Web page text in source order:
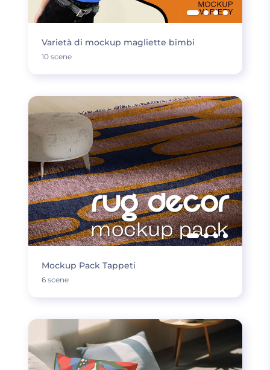
Varietà di mockup magliette bimbi
10 scene
Mockup Pack Tappeti
6 scene